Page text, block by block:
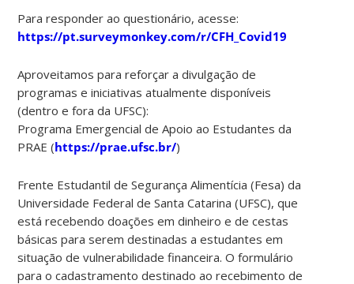
Para responder ao questionário, acesse:
https://pt.surveymonkey.com/r/CFH_Covid19
Aproveitamos para reforçar a divulgação de
programas e iniciativas atualmente disponíveis
(dentro e fora da UFSC):
Programa Emergencial de Apoio ao Estudantes da
PRAE (https://prae.ufsc.br/)
Frente Estudantil de Segurança Alimentícia (Fesa) da
Universidade Federal de Santa Catarina (UFSC), que
está recebendo doações em dinheiro e de cestas
básicas para serem destinadas a estudantes em
situação de vulnerabilidade financeira. O formulário
para o cadastramento destinado ao recebimento de